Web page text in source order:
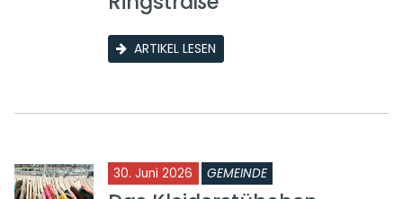
ARTIKEL LESEN
30. Juni 2026 GEMEINDE